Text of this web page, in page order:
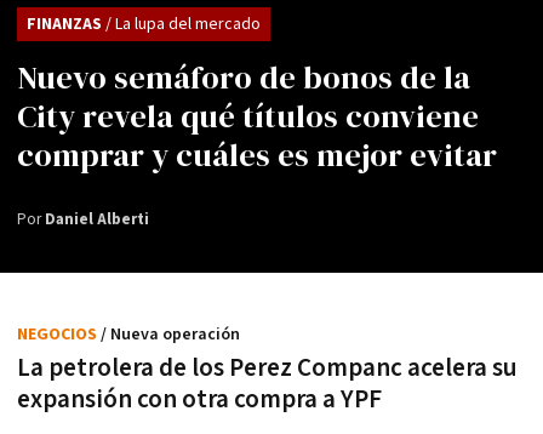
Nuevo semáforo de bonos de la
City revela qué títulos conviene
comprar y cuáles es mejor evitar
FINANZAS / La lupa del mercado
PorDaniel Alberti
La petrolera de los Perez Companc acelera su
expansión con otra compra a YPF
NEGOCIOS / Nueva operación